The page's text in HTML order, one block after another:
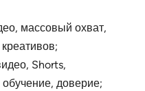
массовый охват,
Shorts,
обучение, доверие;